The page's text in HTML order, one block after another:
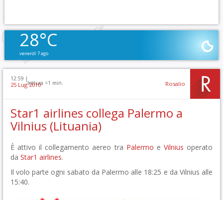
28°C
venerdì 7 ago
12:59 |
lettura <1 min.
25 Lug 2010 Rosalio
Star1 airlines collega Palermo a
Vilnius (Lituania)
È attivo il collegamento aereo tra Palermo e Vilnius operato
da Star1 airlines.
Il volo parte ogni sabato da Palermo alle 18:25 e da Vilnius alle
15:40.